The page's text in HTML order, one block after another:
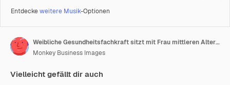
Entdeckeweitere Musik-Optionen
Weibliche Gesundheitsfachkraft sitzt mit Frau mittleren Alters auf dem Sofa während eines häuslichen Gesundheitsbesuchs, Nahaufnahme.
Monkey Business Images
Vielleicht gefällt dir auch